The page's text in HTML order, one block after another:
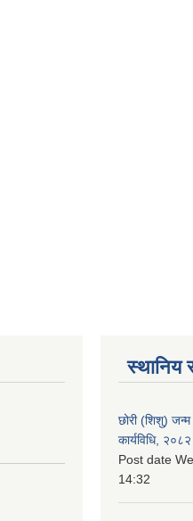
स्थानिय
छोरी (शिशु)
कार्यविधि, २०८२
Post date
14:32